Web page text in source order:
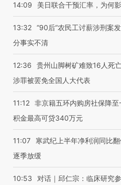
14:09 美日联合干预汇率，为何
13:32 “90后”农民工讨薪涉刑案
分事实不清
12:36
贵州山脚树矿难致16人死
涉罪被罢免全国人大代表
11:12 非京籍五环内购房社保降
积金最高可贷340万元
11:07
寒武纪上半年净利润同比
逐季放缓
10:53
对话｜邱仁宗：临床研究